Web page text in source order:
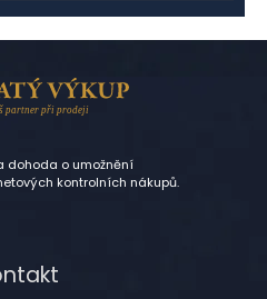
dohoda o umožnění
kontrolních nákupů.